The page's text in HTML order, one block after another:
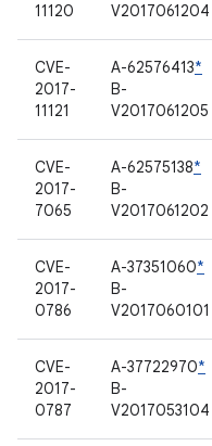
11120
V2017061204
CVE-
2017-
11121
A-62576413*
B-
V2017061205
CVE-
2017-
7065
A-62575138*
B-
V2017061202
CVE-
2017-
0786
A-37351060*
B-
V2017060101
CVE-
2017-
0787
A-37722970*
B-
V2017053104